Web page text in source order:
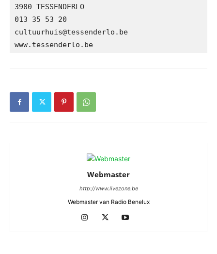
3980 TESSENDERLO
013 35 53 20
cultuurhuis@tessenderlo.be
www.tessenderlo.be
Webmaster
http://www.livezone.be
Webmaster van Radio Benelux